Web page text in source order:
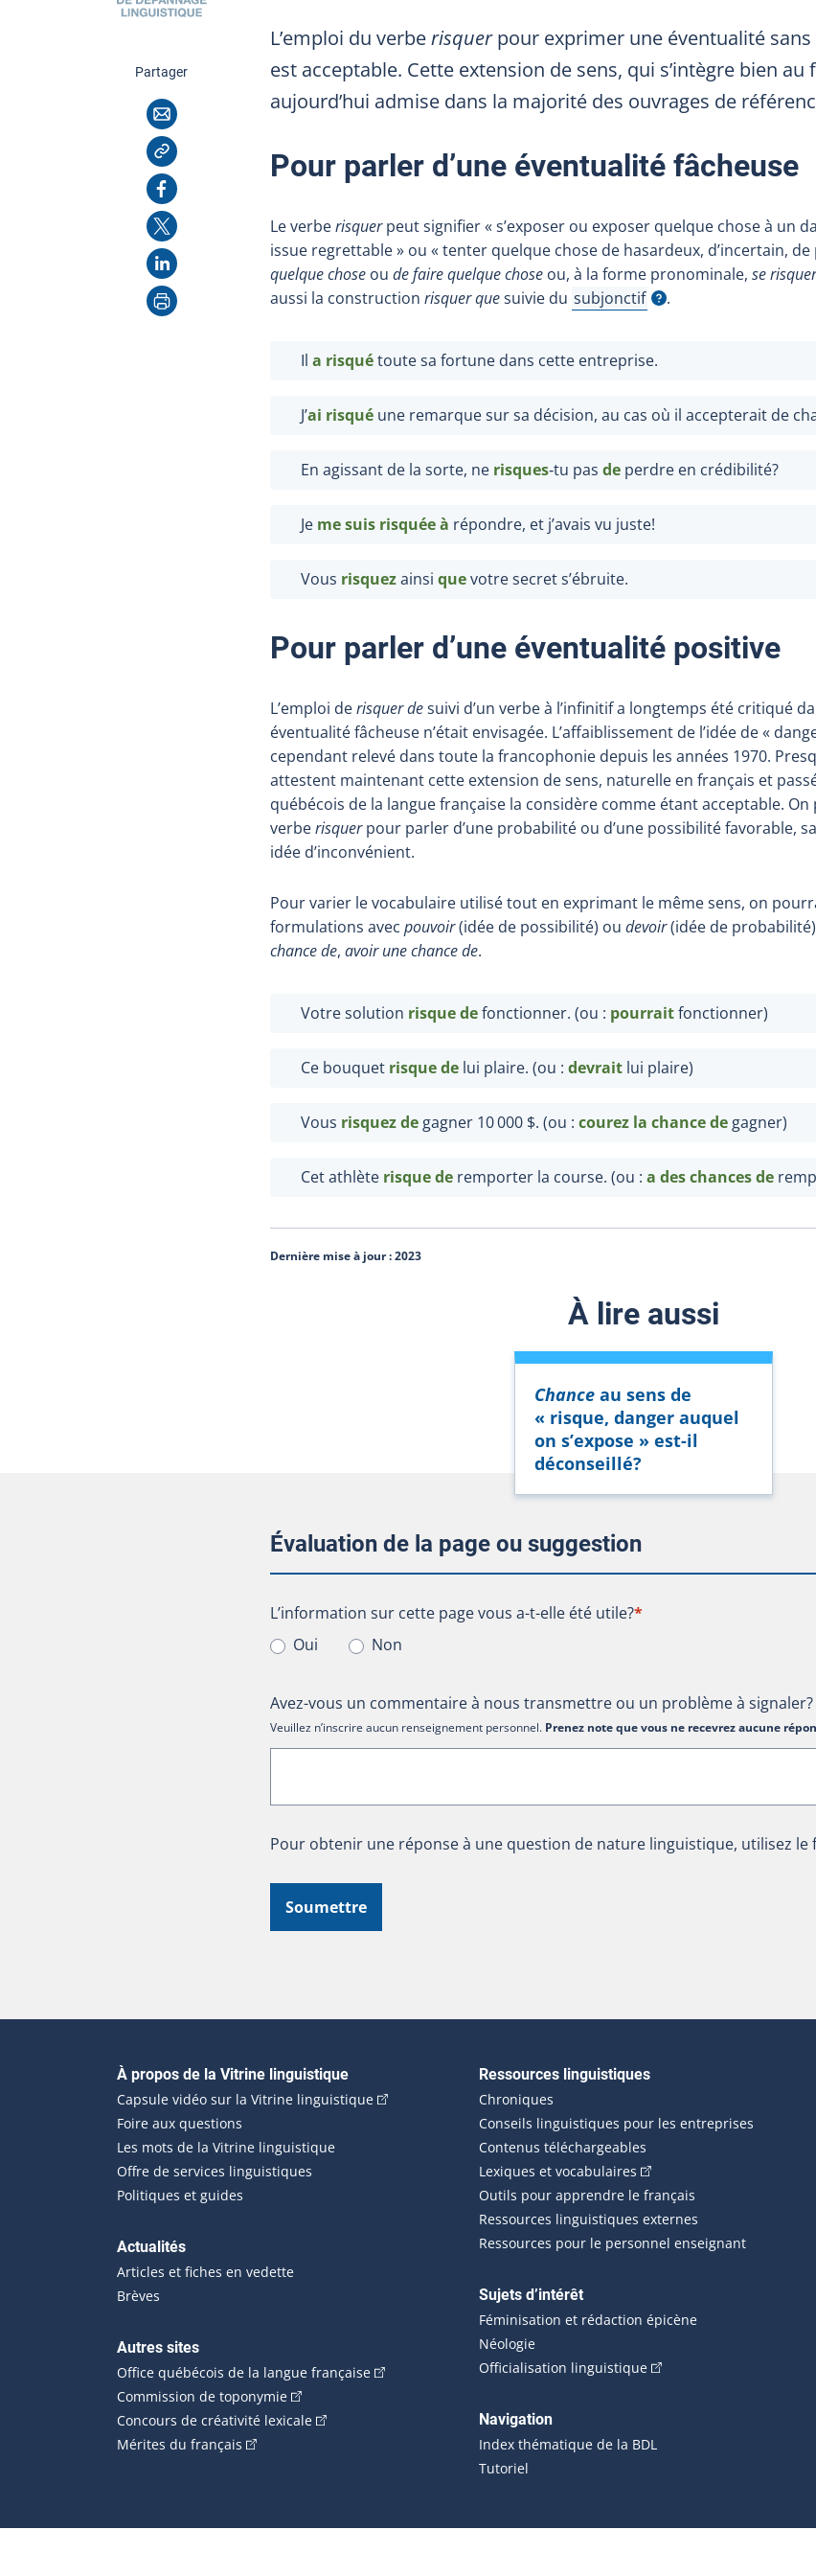
Partagercette page
Courriel
Copier l'adresse
Facebook
X
LinkedIn
Imprimer
L’emploi du verberisquerpour exprimer une éventualité sans
est acceptable. Cette extension de sens, qui s’intègre bien au
aujourd’hui admise dans la majorité des ouvrages de
Pour parler d’une éventualité fâcheuse
Le verberisquerpeut signifier «s’exposer ou exposer quelque chose à un
issue regrettable» ou «tenter quelque chose de hasardeux, d’incertain,
quelque chose ou de faire quelque chose ou, à la forme pronominale, se
aussi la construction risquer quesuivie du subjonctif
Afficher l'infobulle
.
Il a risquétoute sa fortune dans cette entreprise.
J’ai risqué une remarque sur sa décision, au cas où il accepterait de
En agissant de la sorte, ne risques‑tu pas de perdre en crédibilité?
Je me suis risquée à répondre, et j’avais vu juste!
Vous risquezainsi quevotre secret s’ébruite.
Pour parler d’une éventualité positive
L’emploi derisquer desuivi d’un verbe à l’infinitif a longtemps été critiqué
éventualité fâcheuse n’était envisagée. L’affaiblissement de l’idée de «
cependant relevé dans toute la francophonie depuis les années 1970.
attestent maintenant cette extension de sens, naturelle en français et
québécois de la langue française la considère comme étant acceptable.
verberisquerpour parler d’une probabilité ou d’une possibilité favorable,
idée d’inconvénient.
Pour varier le vocabulaire utilisé tout en exprimant le même sens, on
formulations avec pouvoir(idée de possibilité) ou devoir(idée de
chance de, avoir une chance de.
Votre solution risquedefonctionner. (ou : pourraitfonctionner)
Ce bouquet risquede lui plaire. (ou : devrait lui plaire)
Vous risquezde gagner 10 000 $. (ou : courez la chance de gagner)
Cet athlète risquede remporter la course. (ou : a des chances de
Dernière mise à jour :2023
À lire aussi
Chance au sens de
« risque, danger auquel
on s’expose » est-il
déconseillé?
Évaluation de la page ou suggestion
L’information sur cette page vous a-t-elle été utile?
L’information sur cette page vous a-t-elle été utile?*
Oui
Non
Avez-vous un commentaire à nous transmettre ou un problème à signaler?
Veuillez n’inscrire aucun renseignement personnel. Prenez note que vous ne recevrez aucune
Pour obtenir une réponse à une question de nature linguistique, utilisez le
Soumettre
Navigation principale
À propos de la Vitrine linguistique
Capsule vidéo sur la Vitrine linguistique(Cet hyperlien externe s'ouvrira dans une nouvelle fenêtre.)
Foire aux questions
Les mots de la Vitrine linguistique
Offre de services linguistiques
Politiques et guides
Actualités
Articles et fiches en vedette
Brèves
Autres sites
Office québécois de la langue française(Cet hyperlien externe s'ouvrira dans une nouvelle fenêtre.)
Commission de toponymie(Cet hyperlien externe s'ouvrira dans une nouvelle fenêtre.)
Concours de créativité lexicale(Cet hyperlien externe s'ouvrira dans une nouvelle fenêtre.)
Mérites du français (Cet hyperlien externe s'ouvrira dans une nouvelle fenêtre.)
Ressources linguistiques
Chroniques
Conseils linguistiques pour les entreprises
Contenus téléchargeables
Lexiques et vocabulaires (Cet hyperlien externe
Outils pour apprendre le français
Ressources linguistiques externes
Ressources pour le personnel enseignant
Sujets d’intérêt
Féminisation et rédaction épicène
Néologie
Officialisation linguistique(Cet hyperlien externe
Navigation
Index thématique de la BDL
Tutoriel